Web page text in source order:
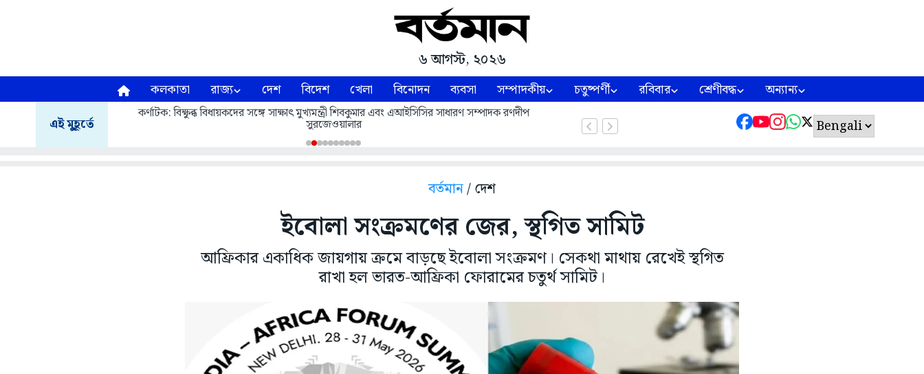
৬ আগস্ট, ২০২৬
কলকাতা রাজ্য দেশ বিদেশ খেলা বিনোদন ব্যবসা সম্পাদকীয় চতুষ্পর্ণী রবিবার শ্রেণীবদ্ধ অন্যান্য
এই মুহূর্তে
কর্ণাটক: বিক্ষুব্ধ বিধায়কদের সঙ্গে সাক্ষাৎ মুখ্যমন্ত্রী শিবকুমার এবং এআইসিসির সাধারণ সম্পাদক রণদীপ
সুরজেওয়ালার উলুবেড়িয়ায় উল্টে গেল যাত্রীবাহী বাস, জখম একাধিক যাত্রী
বর্তমান/ দেশ
ইবোলা সংক্রমণের জের, স্থগিত সামিট
আফ্রিকার একাধিক জায়গায় ক্রমে বাড়ছে ইবোলা সংক্রমণ। সেকথা মাথায় রেখেই স্থগিত
রাখা হল ভারত-আফ্রিকা ফোরামের চতুর্থ সামিট।